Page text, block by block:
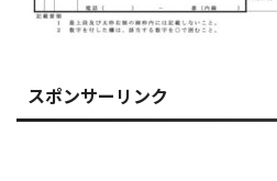
スポンサーリンク